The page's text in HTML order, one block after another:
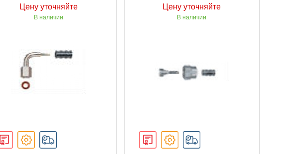
Цену уточняйте
В наличии
Цену уточняйте
В наличии